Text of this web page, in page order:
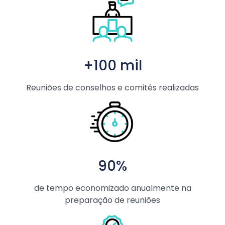
+100 mil
Reuniões de conselhos e comitês realizadas
90%
de tempo economizado anualmente na
preparação de reuniões